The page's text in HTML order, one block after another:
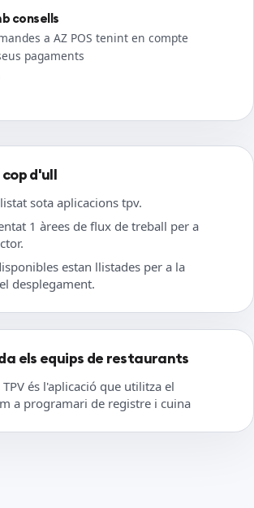
consells
a AZ POS tenint en compte
pagaments
cop d'ull
sota aplicacions tpv.
1 àrees de flux de treball per a
estan llistades per a la
desplegament.
els equips de restaurants
és l'aplicació que utilitza el
a programari de registre i cuina